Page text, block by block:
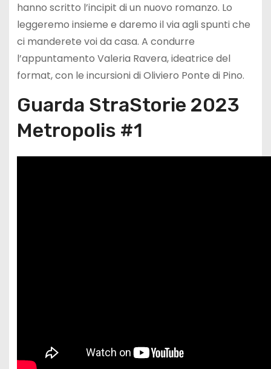
hanno scritto l’incipit di un nuovo romanzo. Lo
leggeremo insieme e daremo il via agli spunti che
ci manderete voi da casa. A condurre
l’appuntamento Valeria Ravera, ideatrice del
format, con le incursioni di Oliviero Ponte di Pino.
Guarda StraStorie 2023
Metropolis #1